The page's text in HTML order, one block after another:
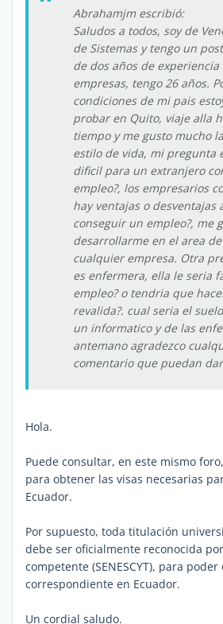
Abrahamjm escribió:
Saludos a todos, soy de
de Sistemas y tengo un
de dos años de experiencia
empresas, tengo 26 años.
condiciones de mi pais
probar en Quito, viaje alla
tiempo y me gusto mucho
estilo de vida, mi pregunta
dificil para un extranjero
empleo?, los empresarios
hay ventajas o desventajas
conseguir un empleo?, me
desarrollarme en el area
cualquier empresa. Otra
es enfermera, ella le seria
empleo? o tendria que
revalida?. cual seria el
un informatico y de las
antemano agradezco
comentario que puedan
Hola.
Puede consultar, en este mismo
para obtener las visas necesarias
Ecuador.
Por supuesto, toda titulación
debe ser oficialmente reconocida
competente (SENESCYT), para
correspondiente en Ecuador.
Un cordial saludo.